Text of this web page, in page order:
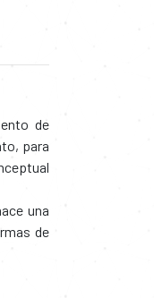
de
para
una
de